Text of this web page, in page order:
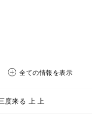
全ての情報を表示
度来る 上 上